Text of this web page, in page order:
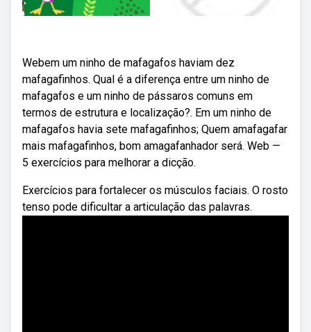
Webem um ninho de mafagafos haviam dez
mafagafinhos. Qual é a diferença entre um ninho de
mafagafos e um ninho de pássaros comuns em
termos de estrutura e localização?. Em um ninho de
mafagafos havia sete mafagafinhos; Quem amafagafar
mais mafagafinhos, bom amagafanhador será. Web —
5 exercícios para melhorar a dicção.
Exercícios para fortalecer os músculos faciais. O rosto
tenso pode dificultar a articulação das palavras.